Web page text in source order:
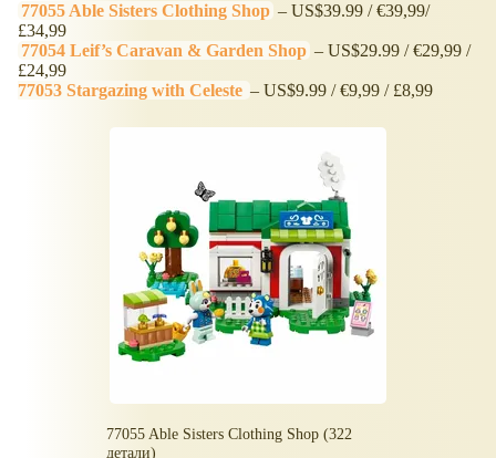
77055 Able Sisters Clothing Shop – US$39.99 / €39,99/
£34,99
77054 Leif’s Caravan & Garden Shop – US$29.99 / €29,99 /
£24,99
77053 Stargazing with Celeste – US$9.99 / €9,99 / £8,99
77055 Able Sisters Clothing Shop (322
детали)